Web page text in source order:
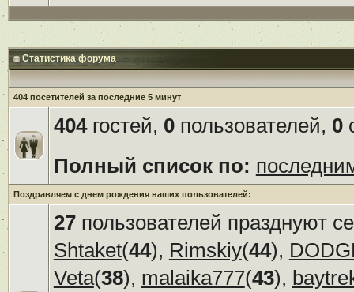
Статистика форума
404 посетителей за последние 5 минут
404гостей, 0пользователей, 0
Полный список по:
Поздравляем с днем рождения наших пользователей:
27пользователей празднуют
Shtaket(44), Rimskiy(44),
Veta(38), malaika777(43),